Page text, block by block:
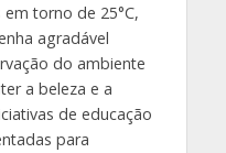
torno de 25°C,
agradável
do ambiente
a beleza e a
de educação
para